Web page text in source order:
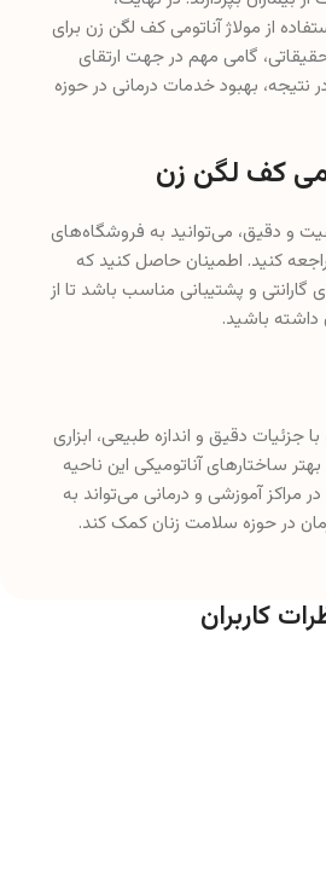
از مولاژ آناتومی کف لگن زن برای
گامی مهم در جهت ارتقای
بهبود خدمات درمانی در حوزه
کف لگن زن
و دقیق، می‌توانید به فروشگاه‌های
کنید. اطمینان حاصل کنید که
و پشتیبانی مناسب باشد تا از
داشته باشید.
با جزئیات دقیق و اندازه طبیعی، ابزاری
ساختارهای آناتومیکی این ناحیه
مراکز آموزشی و درمانی می‌تواند به
در حوزه سلامت زنان کمک کند.
کاربران